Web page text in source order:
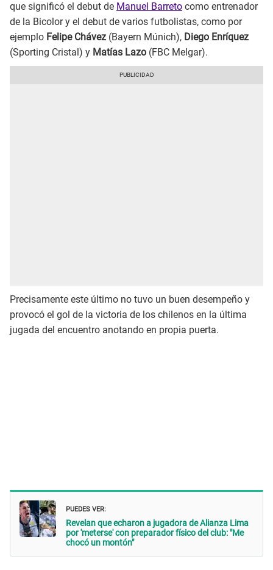
que significó el debut de Manuel Barreto como entrenador
de la Bicolor y el debut de varios futbolistas, como por
ejemplo Felipe Chávez (Bayern Múnich), Diego Enríquez
(Sporting Cristal) y Matías Lazo (FBC Melgar).
Precisamente este último no tuvo un buen desempeño y
provocó el gol de la victoria de los chilenos en la última
jugada del encuentro anotando en propia puerta.
PUEDES VER:
Revelan que echaron a jugadora de Alianza Lima
por 'meterse' con preparador físico del club: "Me
chocó un montón"